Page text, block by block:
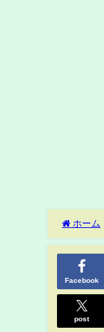
ホーム
Facebook
post